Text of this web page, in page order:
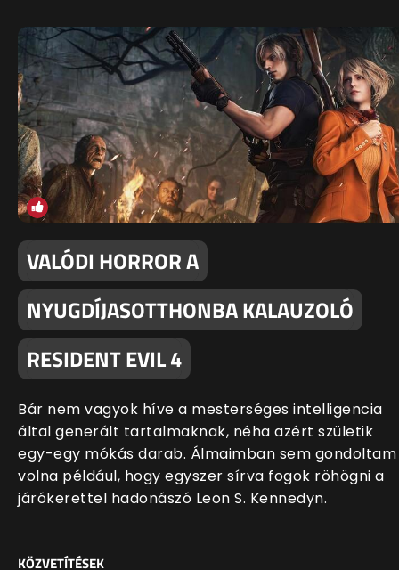
VALÓDI HORROR A
NYUGDÍJASOTTHONBA KALAUZOLÓ
RESIDENT EVIL 4
Bár nem vagyok híve a mesterséges intelligencia
által generált tartalmaknak, néha azért születik
egy-egy mókás darab. Álmaimban sem gondoltam
volna például, hogy egyszer sírva fogok röhögni a
járókerettel hadonászó Leon S. Kennedyn.
KÖZVETÍTÉSEK